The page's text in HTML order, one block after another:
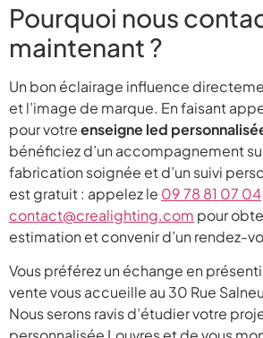
Pourquoi nous
maintenant ?
Un bon éclairage influence
et l’image de marque. En faisant
pour votreenseigne led
bénéficiez d’un accompagnement
fabrication soignée et d’un suivi
est gratuit : appelez le 09 78 81 07 04
contact@crealighting.com pour
estimation et convenir d’un rendez-
Vous préférez un échange en
vente vous accueille au 30 Rue
Nous serons ravis d’étudier votre